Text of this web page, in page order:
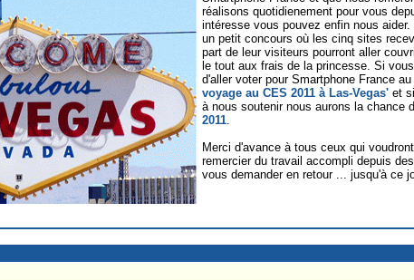
réalisons quotidienement pour vous
intéresse vous pouvez enfin nous
un petit concours où les cinq sites
part de leur visiteurs pourront aller
le tout aux frais de la princesse. Si
d'aller voter pour Smartphone France
voyage au CES 2011 à Las-Vegas' et
à nous soutenir nous aurons la chance
2011
Merci d'avance à tous ceux qui
remercier du travail accompli depuis
vous demander en retour ... jusqu'à ce